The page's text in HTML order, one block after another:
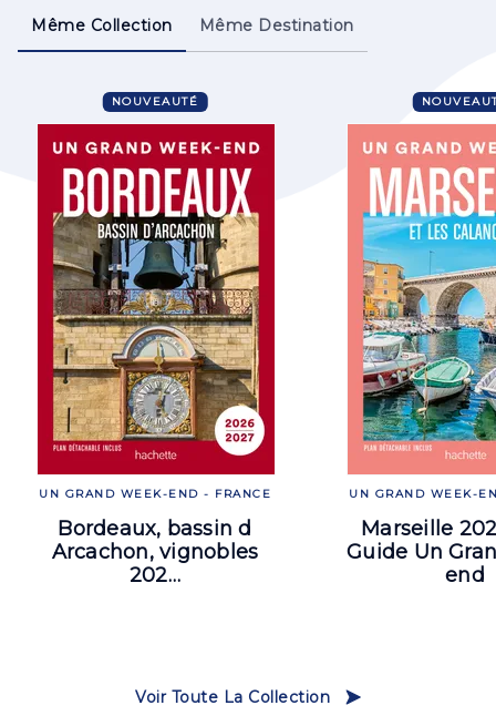
Même Collection Même Destination
NOUVEAUTÉ
UN GRAND WEEK-END - FRANCE
Bordeaux, bassin d
Arcachon, vignobles
202…
UN GRAND WEEK-
Marseille
Guide Un
end
Voir Toute La Collection